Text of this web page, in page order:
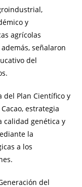
y
agrícolas
señalaron
del
del Plan Científico y
estrategia
calidad genética y
la
a los
del